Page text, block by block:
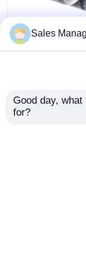
고압 부풀이 선
최고의
Sales
Good day,
for?